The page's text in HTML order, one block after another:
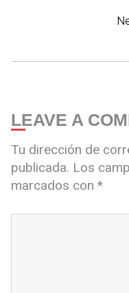
LEAVE A
Tu dirección de
publicada. Los
marcados con *